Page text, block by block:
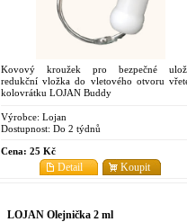
Kovový kroužek pro bezpečné
redukční vložka do vletového otvoru
kolovrátku LOJAN Buddy
Výrobce: Lojan
Dostupnost: Do 2 týdnů
Cena: 25 Kč
Koupit
Detail
LOJAN Olejnička 2 ml